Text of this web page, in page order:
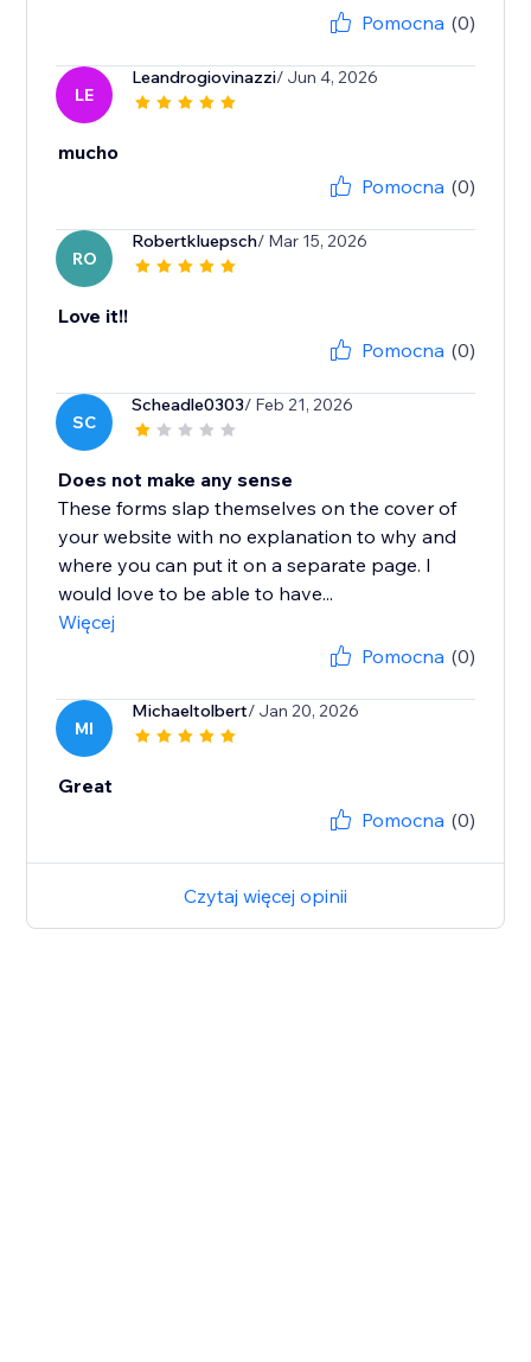
Pomocna (0)
LE
Leandrogiovinazzi/ Jun 4, 2026
mucho
Pomocna (0)
RO
Robertkluepsch/ Mar 15, 2026
Love it!!
Pomocna (0)
SC
Scheadle0303/ Feb 21, 2026
Does not make any sense
These forms slap themselves on the cover of
your website with no explanation to why and
where you can put it on a separate page. I
would love to be able to have...
Więcej
Pomocna (0)
MI
Michaeltolbert/ Jan 20, 2026
Great
Pomocna (0)
Czytaj więcej opinii